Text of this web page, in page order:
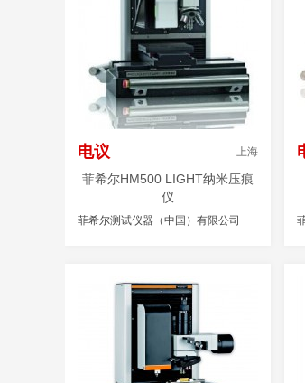
电议 上海
菲希尔HM500 LIGHT纳米压痕
仪
菲希尔测试仪器（中国）有限公司